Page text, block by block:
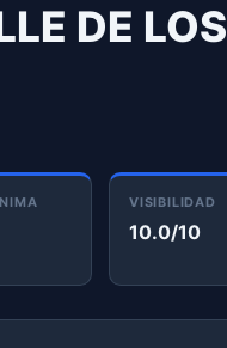
DE LOS
VISIBILIDAD
10.0/10